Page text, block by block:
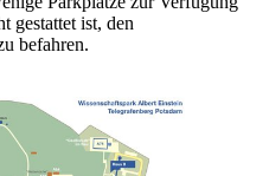
gestattet ist, den
befahren.